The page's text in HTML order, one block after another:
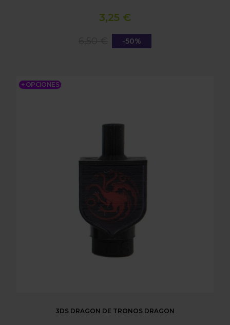
3,25 €
-50%
+ OPCIONES
3DS DRAGON DE TRONOS DRAGON
3DS DRAGON DE TRONOS DRAGON